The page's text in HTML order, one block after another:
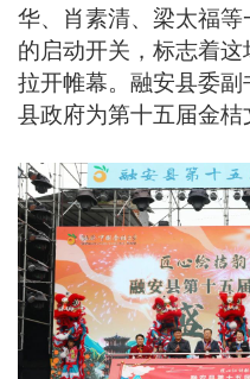
华、肖素清、梁太福
的启动开关，标志着
拉开帷幕。融安县委
县政府为第十五届金桔